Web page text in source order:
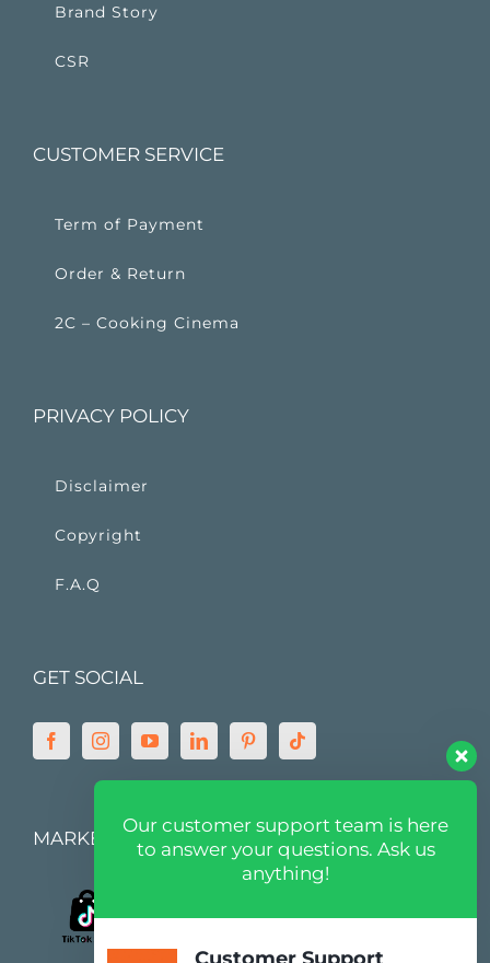
Brand Story
CSR
CUSTOMER SERVICE
Term of Payment
Order & Return
2C – Cooking Cinema
PRIVACY POLICY
Disclaimer
Copyright
F.A.Q
GET SOCIAL
MARKETPLACE
Our customer support team is here
to answer your questions. Ask us
anything!